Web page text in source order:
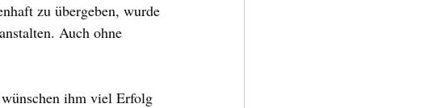
zu übergeben, wurde
Auch ohne
ihm viel Erfolg